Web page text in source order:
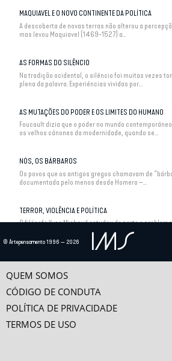
MAQUIAVEL E O NOVO CONTINENTE DA POLÍTICA
A descoberta de novas terras não alterou a
mas levou Maquiavel (1469-1527) a...
AS FORMAS DO SILÊNCIO
Na tradição ocidental, o silêncio foi muitas vezes
plena da palavra. Experiências vividas por...
AS MUTAÇÕES DO PODER E OS LIMITES DO HUMANO
Foucault dizia que o poder no mundo
os velhos cânones da modernidade, quando se...
NÓS, OS BÁRBAROS
Os povos que os antigos gregos chamavam de
documentada pelo menos desde Homero –...
TERROR, VIOLÊNCIA E POLÍTICA
O filósofo Yves Michaud estudou de perto o
relações com o poder a partir de três...
© Artepensamento 1996 — 2026
QUEM SOMOS
CÓDIGO DE CONDUTA
POLÍTICA DE PRIVACIDADE
TERMOS DE USO